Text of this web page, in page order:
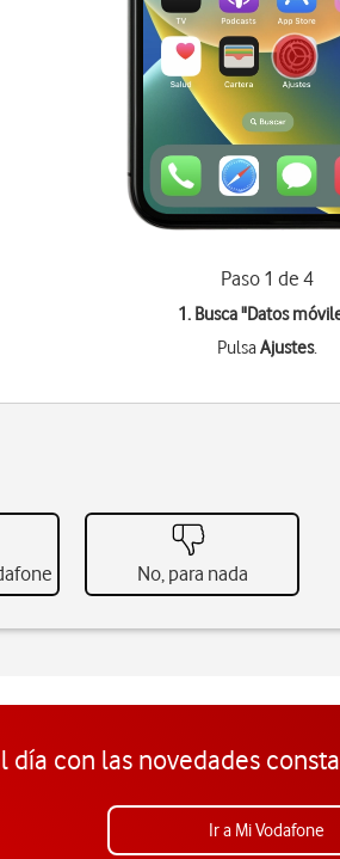
Paso 1 de 4
1. Busca "Datos
PulsaAjustes.
No, para nada
día con las novedades
Ir a Mi Vodafone